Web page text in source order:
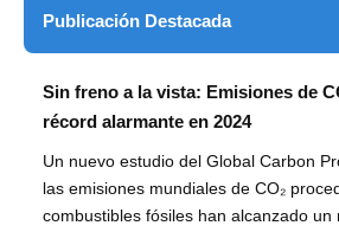
Publicación Destacada
Sin freno a la vista: Emisiones de
récord alarmante en 2024
Un nuevo estudio del Global Carbon
las emisiones mundiales de CO₂
combustibles fósiles han alcanzado un